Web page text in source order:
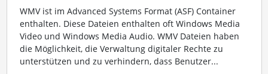
WMV ist im Advanced Systems Format (ASF) Container
enthalten. Diese Dateien enthalten oft Windows Media
Video und Windows Media Audio. WMV Dateien haben
die Möglichkeit, die Verwaltung digitaler Rechte zu
unterstützen und zu verhindern, dass Benutzer...